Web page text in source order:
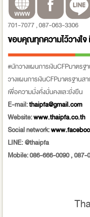
701-7077 , 087-063-3306
ขอบคุณทุกความไว้วางใจ
#นักวางแผนการเงินCFPมาตร
วางแผนการเงินCFPมาตรฐาน
เพื่อความมั่งคั่งมั่นคงและยั่งยืน
E-mail:thaipfa@gmail.com
Website:www.thaipfa.co.th
Social network:
LINE: @thaipfa
Mobile: 086-666-0090 ,